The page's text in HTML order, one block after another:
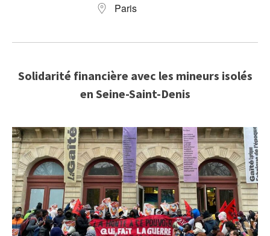
Paris
Solidarité financière avec les mineurs isolés
en Seine-Saint-Denis